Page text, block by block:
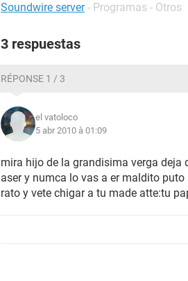
Soundwire server - Programas - Otros
3 respuestas
RÉPONSE 1 / 3
el vatoloco
5 abr 2010 à 01:09
mira hijo de la grandisima verga deja
aser y numca lo vas a er maldito
rato y vete chigar a tu made atte:tu